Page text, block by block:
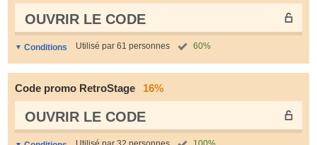
OUVRIR LE СODE
Conditions Utilisé par 61 personnes 60%
Code promo RetroStage 16%
OUVRIR LE СODE